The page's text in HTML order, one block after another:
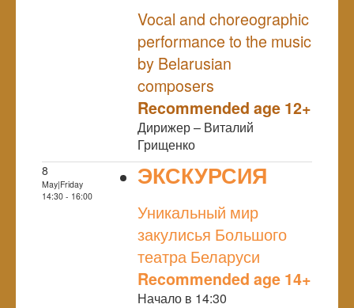
Vocal and choreographic
performance to the music
by Belarusian
composers
Recommended age 12+
Дирижер – Виталий
Грищенко
8
May|Friday
14:30 - 16:00
ЭКСКУРСИЯ
Уникальный мир
закулисья Большого
театра Беларуси
Recommended age 14+
Начало в 14:30